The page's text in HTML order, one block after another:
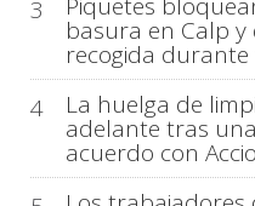
3
basura en Calp y
recogida
4
La huelga de
adelante tras
acuerdo con